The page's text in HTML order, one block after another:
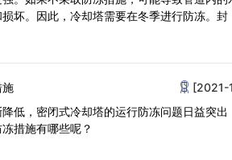
坏。因此，冷却塔需要在冬季进行防冻。封
施
[2021-
低，密闭式冷却塔的运行防冻问题日益突出
措施有哪些呢？